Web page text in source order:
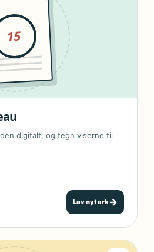
15
digitalt, og tegn viserne til
Lav nyt ark→